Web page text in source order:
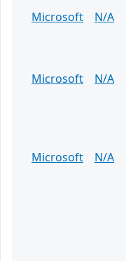
Microsoft
N/A
Microsoft
N/A
Microsoft
N/A